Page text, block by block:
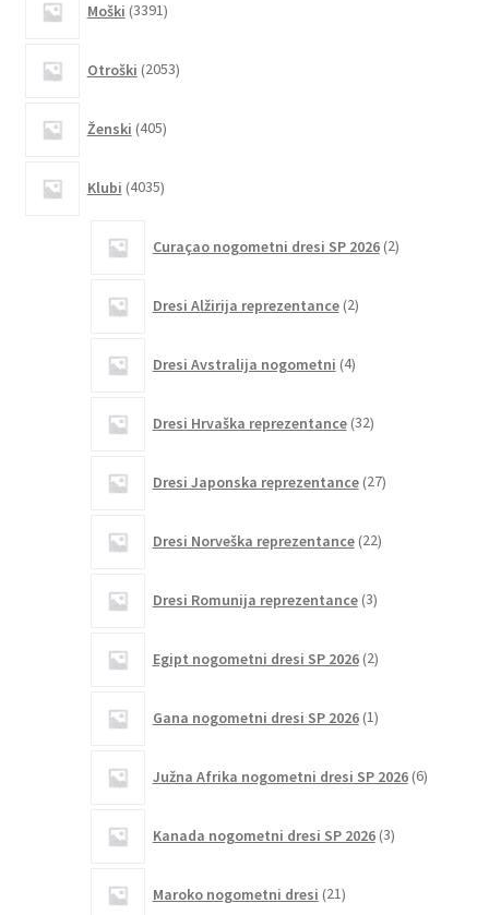
Moški 3391izdelkov
Otroški 2053izdelkov
Ženski 405izdelkov
Klubi 4035izdelkov
Curaçao nogometni dresi SP 2026 2izdelka
Dresi Alžirija reprezentance 2izdelka
Dresi Avstralija nogometni 4izdelki
Dresi Hrvaška reprezentance 32izdelkov
Dresi Japonska reprezentance 27izdelkov
Dresi Norveška reprezentance 22izdelkov
Dresi Romunija reprezentance 3izdelki
Egipt nogometni dresi SP 2026 2izdelka
Gana nogometni dresi SP 2026 1izdelek
Južna Afrika nogometni dresi SP 2026 6izdelkov
Kanada nogometni dresi SP 2026 3izdelki
Maroko nogometni dresi 21izdelkov